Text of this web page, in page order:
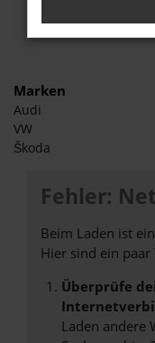
Marken
Audi
VW
Škoda
Fehler:
Beim Laden ist
Hier sind ein
Überprüfe
Laden andere